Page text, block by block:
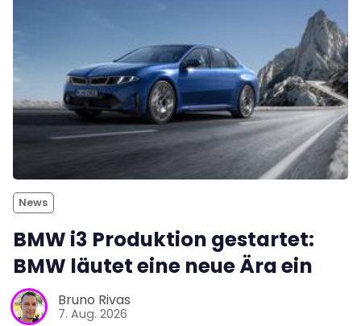
News
BMW i3 Produktion gestartet:
BMW läutet eine neue Ära ein
Bruno Rivas
7. Aug. 2026